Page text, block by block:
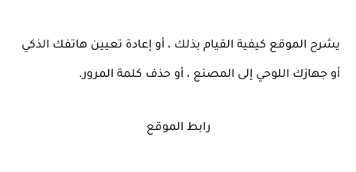
يشرح الموقع كيفية القيام بذلك ، أو إعادة تعيين هاتفك الذكي
أو جهازك اللوحي إلى المصنع ، أو حذف كلمة المرور.
رابط الموقع